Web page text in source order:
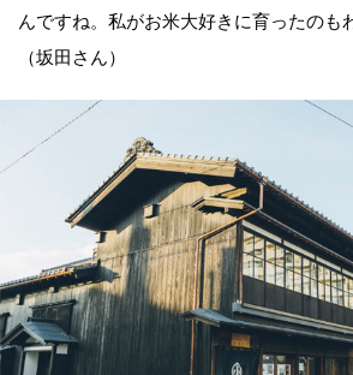
んですね。私がお米大好きに育ったのも
（坂田さん）